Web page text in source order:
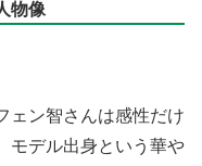
物像
ェン智さんは感性だけ
モデル出身という華や